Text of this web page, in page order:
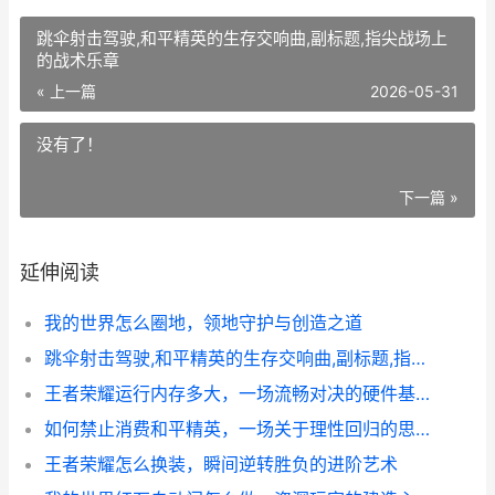
跳伞射击驾驶,和平精英的生存交响曲,副标题,指尖战场上
的战术乐章
« 上一篇 2026-05-31
没有了！
下一篇 »
延伸阅读
我的世界怎么圈地，领地守护与创造之道
跳伞射击驾驶,和平精英的生存交响曲,副标题,指尖战场上的战术乐章
王者荣耀运行内存多大，一场流畅对决的硬件基石
如何禁止消费和平精英，一场关于理性回归的思辨，副标题，从玩家视角审视游戏消费生态
王者荣耀怎么换装，瞬间逆转胜负的进阶艺术